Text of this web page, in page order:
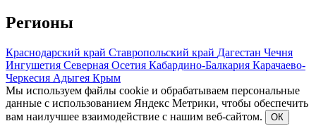
Регионы
Краснодарский край Ставропольский край Дагестан Чечня
Ингушетия Северная Осетия Кабардино-Балкария Карачаево-
Черкесия Адыгея Крым
Мы используем файлы cookie и обрабатываем персональные
данные с использованием Яндекс Метрики, чтобы обеспечить
вам наилучшее взаимодействие с нашим веб-сайтом.
ОК